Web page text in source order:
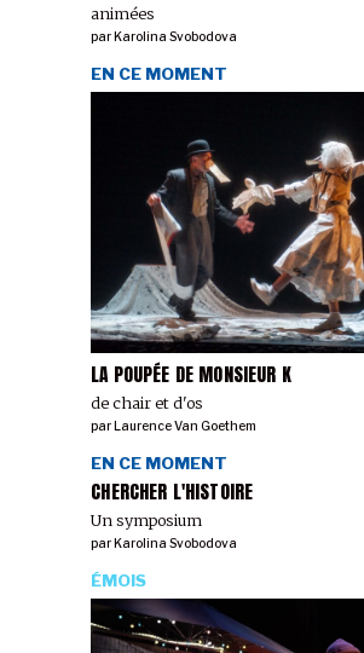
animées
parKarolina Svobodova
LA POUPÉE DE MONSIEUR K
de chair et d'os
EN CE MOMENT
parLaurence Van Goethem
CHERCHER L'HISTOIRE
Un symposium
EN CE MOMENT
parKarolina Svobodova
ÉMOIS